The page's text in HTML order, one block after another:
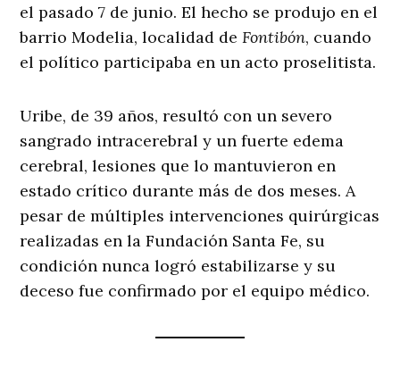
el pasado 7 de junio. El hecho se produjo en el
barrio Modelia, localidad deFontibón, cuando
el político participaba en un acto proselitista.
Uribe, de 39 años, resultó con un severo
sangrado intracerebral y un fuerte edema
cerebral, lesiones que lo mantuvieron en
estado crítico durante más de dos meses. A
pesar de múltiples intervenciones quirúrgicas
realizadas en la Fundación Santa Fe, su
condición nunca logró estabilizarse y su
deceso fue confirmado por el equipo médico.